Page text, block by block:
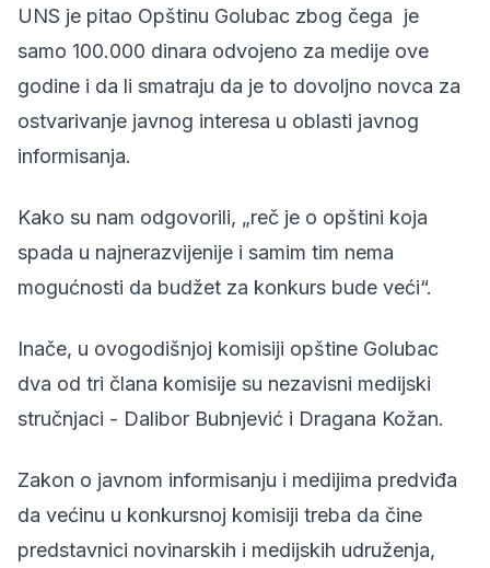
UNS je pitao Opštinu Golubac zbog čega je
samo 100.000 dinara odvojeno za medije ove
godine i da li smatraju da je to dovoljno novca za
ostvarivanje javnog interesa u oblasti javnog
informisanja.
Kako su nam odgovorili, „reč je o opštini koja
spada u najnerazvijenije i samim tim nema
mogućnosti da budžet za konkurs bude veći“.
Inače, u ovogodišnjoj komisiji opštine Golubac
dva od tri člana komisije su nezavisni medijski
stručnjaci - Dalibor Bubnjević i Dragana Kožan.
Zakon o javnom informisanju i medijima predviđa
da većinu u konkursnoj komisiji treba da čine
predstavnici novinarskih i medijskih udruženja,